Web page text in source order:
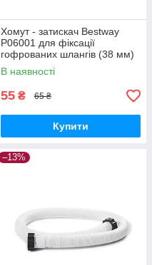
Хомут - затискач Bestway
P06001 для фіксації
гофрованих шлангів (38 мм)
В наявності
55 ₴ 65 ₴
Купити
–13%